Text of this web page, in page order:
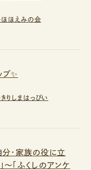
ほほえみの会
プ✨
りしまはっぴい
分・家族の役に立
～「ふくしのアンケ